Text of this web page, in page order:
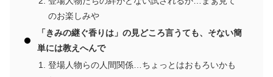
のお楽しみや
「きみの継ぐ香りは」の見どころ言うても、そない簡
単には教えへんで
登場人物らの人間関係…ちょっとはおもろいかも